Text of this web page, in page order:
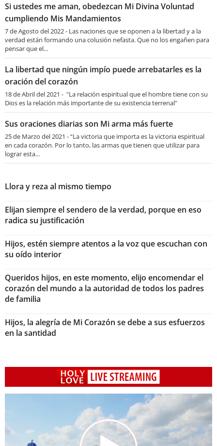
Si ustedes me aman, obedezcan Mi Divina Voluntad
cumpliendo Mis Mandamientos
7 de Agosto del 2022 - Las naciones que se oponen a la libertad y a la
verdad están formando una colusión nefasta. Que no los engañen para
pensar que el...
La libertad que ningún impío puede arrebatarles es la
oración del corazón
18 de Abril del 2021 - "La relación espiritual que el hombre tiene con su
Dios es la relación más importante de su existencia terrenal"
Sus oraciones diarias son Mi arma más fuerte
25 de Marzo del 2021 - “La victoria que importa es la victoria espiritual
en cada corazón. Por lo tanto, las armas que tienen que utilizar para
lograr esta...
Llora y reza al mismo tiempo
Elijan siempre el sendero de la verdad, porque en eso
radica su justificación
Hijos, estén siempre atentos a la voz que escuchan con
su oído interior
Queridos hijos, en este momento, elijo encomendar el
corazón del mundo a la autoridad de todos los padres
de familia
Hijos, la alegría de Mi Corazón se debe a sus esfuerzos
en la santidad